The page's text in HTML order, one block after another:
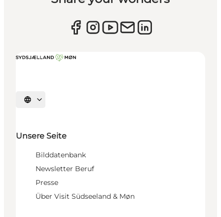
Sprache auswählen
Unsere Seite
Bilddatenbank
Newsletter Beruf
Presse
Über Visit Südseeland & Møn